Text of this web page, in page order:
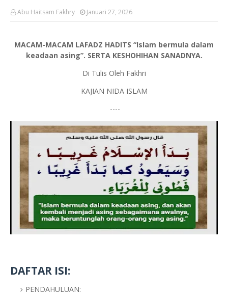
Abu Haitsam Fakhry Januari 27, 2026
MACAM-MACAM LAFADZ HADITS “Islam bermula dalam
keadaan asing”. SERTA KESHOHIHAN SANADNYA.
Di Tulis Oleh Fakhri
KAJIAN NIDA ISLAM
----
DAFTAR ISI:
PENDAHULUAN: